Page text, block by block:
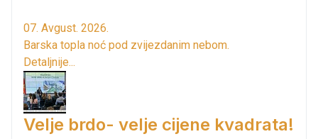
07. Avgust. 2026.
Barska topla noć pod zvijezdanim nebom.
Detaljnije...
Velje brdo- velje cijene kvadrata!